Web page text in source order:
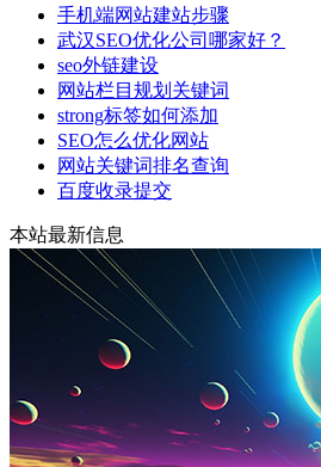
手机端网站建站步骤
武汉SEO优化公司哪家好？
seo外链建设
网站栏目规划关键词
strong标签如何添加
SEO怎么优化网站
网站关键词排名查询
百度收录提交
本站最新信息